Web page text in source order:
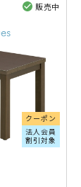
販売中
クーポン
法人会員
割引対象